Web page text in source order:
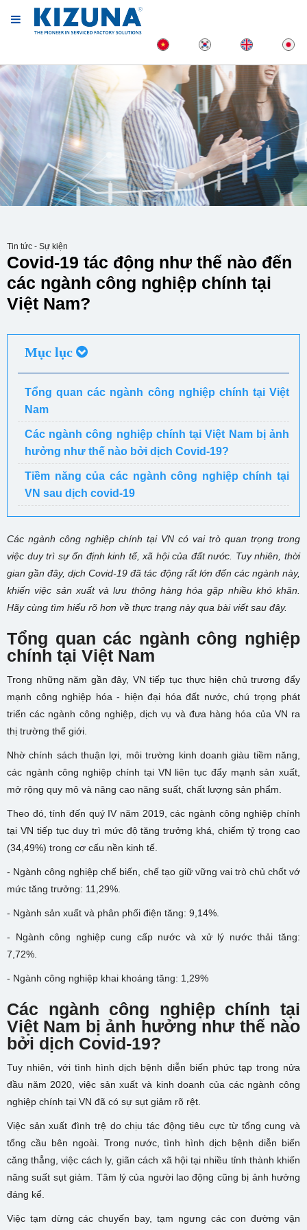
Tin tức - Sự kiện
Covid-19 tác động như thế nào đến
các ngành công nghiệp chính tại
Việt Nam?
Mục lục
Tổng quan các ngành công nghiệp chính tại Việt
Nam
Các ngành công nghiệp chính tại Việt Nam bị ảnh
hưởng như thế nào bởi dịch Covid-19?
Tiềm năng của các ngành công nghiệp chính tại
VN sau dịch covid-19
Các ngành công nghiệp chính tại VN có vai trò quan trọng trong
việc duy trì sự ổn định kinh tế, xã hội của đất nước. Tuy nhiên, thời
gian gần đây, dịch Covid-19 đã tác động rất lớn đến các ngành này,
khiến việc sản xuất và lưu thông hàng hóa gặp nhiều khó khăn.
Hãy cùng tìm hiểu rõ hơn về thực trạng này qua bài viết sau đây.
Tổng quan các ngành công nghiệp
chính tại Việt Nam
Trong những năm gần đây, VN tiếp tục thực hiện chủ trương đẩy
mạnh công nghiệp hóa - hiện đại hóa đất nước, chú trọng phát
triển các ngành công nghiệp, dịch vụ và đưa hàng hóa của VN ra
thị trường thế giới.
Nhờ chính sách thuận lợi, môi trường kinh doanh giàu tiềm năng,
các ngành công nghiệp chính tại VN liên tục đẩy mạnh sản xuất,
mở rộng quy mô và nâng cao năng suất, chất lượng sản phẩm.
Theo đó, tính đến quý IV năm 2019, các ngành công nghiệp chính
tại VN tiếp tục duy trì mức độ tăng trưởng khá, chiếm tỷ trọng cao
(34,49%) trong cơ cấu nền kinh tế.
- Ngành công nghiệp chế biến, chế tạo giữ vững vai trò chủ chốt vớ
mức tăng trưởng: 11,29%.
- Ngành sản xuất và phân phối điện tăng: 9,14%.
- Ngành công nghiệp cung cấp nước và xử lý nước thải tăng:
7,72%.
- Ngành công nghiệp khai khoáng tăng: 1,29%
Các ngành công nghiệp chính tại
Việt Nam bị ảnh hưởng như thế nào
bởi dịch Covid-19?
Tuy nhiên, với tình hình dịch bệnh diễn biến phức tạp trong nửa
đầu năm 2020, việc sản xuất và kinh doanh của các ngành công
nghiệp chính tại VN đã có sự sụt giảm rõ rệt.
Việc sản xuất đình trệ do chịu tác động tiêu cực từ tổng cung và
tổng cầu bên ngoài. Trong nước, tình hình dịch bệnh diễn biến
căng thẳng, việc cách ly, giãn cách xã hội tại nhiều tỉnh thành khiến
năng suất sụt giảm. Tâm lý của người lao động cũng bị ảnh hưởng
đáng kể.
Việc tạm dừng các chuyến bay, tạm ngưng các con đường vận